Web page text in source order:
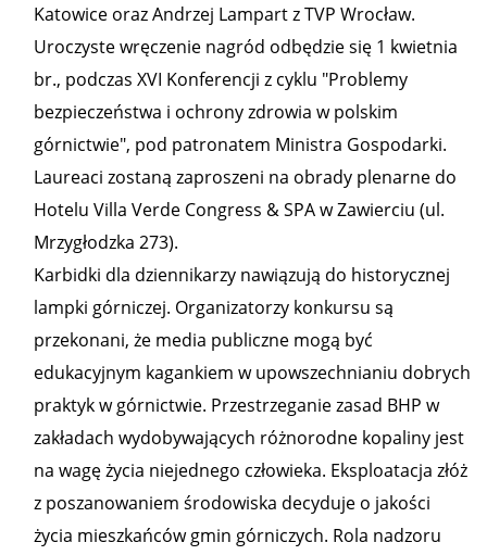
Katowice oraz Andrzej Lampart z TVP Wrocław.
Uroczyste wręczenie nagród odbędzie się 1 kwietnia
br., podczas XVI Konferencji z cyklu "Problemy
bezpieczeństwa i ochrony zdrowia w polskim
górnictwie", pod patronatem Ministra Gospodarki.
Laureaci zostaną zaproszeni na obrady plenarne do
Hotelu Villa Verde Congress & SPA w Zawierciu (ul.
Mrzygłodzka 273).
Karbidki dla dziennikarzy nawiązują do historycznej
lampki górniczej. Organizatorzy konkursu są
przekonani, że media publiczne mogą być
edukacyjnym kagankiem w upowszechnianiu dobrych
praktyk w górnictwie. Przestrzeganie zasad BHP w
zakładach wydobywających różnorodne kopaliny jest
na wagę życia niejednego człowieka. Eksploatacja złóż
z poszanowaniem środowiska decyduje o jakości
życia mieszkańców gmin górniczych. Rola nadzoru